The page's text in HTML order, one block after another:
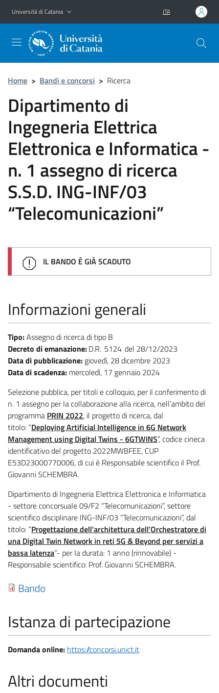
Vai al contenuto principale
Vai al menu di navigazione
Università di Catania ITA
Home > Bandi e concorsi > Ricerca
Dipartimento di
Ingegneria Elettrica
Elettronica e Informatica -
n. 1 assegno di ricerca
S.S.D. ING-INF/03
“Telecomunicazioni”
IL BANDO È GIÀ SCADUTO
Informazioni generali
Tipo:Assegno di ricerca di tipo B
Decreto di emanazione:D.R. 5124
28/12/2023
Data di pubblicazione: giovedì, 28 dicembre 2023
Data di scadenza: mercoledì, 17 gennaio 2024
Selezione pubblica, per titoli e colloquio, per il conferimento di
n. 1 assegno per la collaborazione alla ricerca, nell’ambito del
programma PRIN 2022, il progetto di ricerca, dal
titolo: “Deploying Artificial Intelligence in 6G Network
Management using Digital Twins - 6GTWINS”, codice cineca
identificativo del progetto 2022MWBFEE, CUP
E53D23000770006, di cui è Responsabile scientifico il Prof.
Giovanni SCHEMBRA.
Dipartimento di Ingegneria Elettrica Elettronica e Informatica
- settore concorsuale09/F2 “Telecomunicazioni”, settore
scientifico disciplinare ING-INF/03 “Telecomunicazioni”, dal
titolo: “Progettazione dell’architettura dell’Orchestratore di
una Digital Twin Network in reti 5G & Beyond per servizi a
bassa latenza”- per la durata: 1 anno (rinnovabile) -
Responsabile scientifico: Prof. Giovanni SCHEMBRA.
Bando
Istanza di partecipazione
Domanda online: https://concorsi.unict.it
Altri documenti